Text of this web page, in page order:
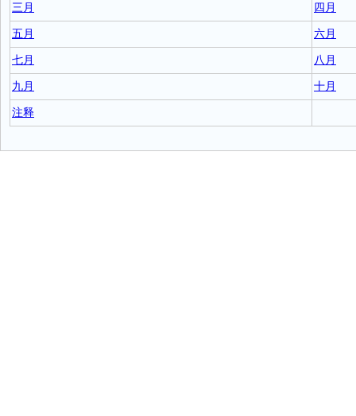
三月 四月
五月 六月
七月 八月
九月 十月
注释